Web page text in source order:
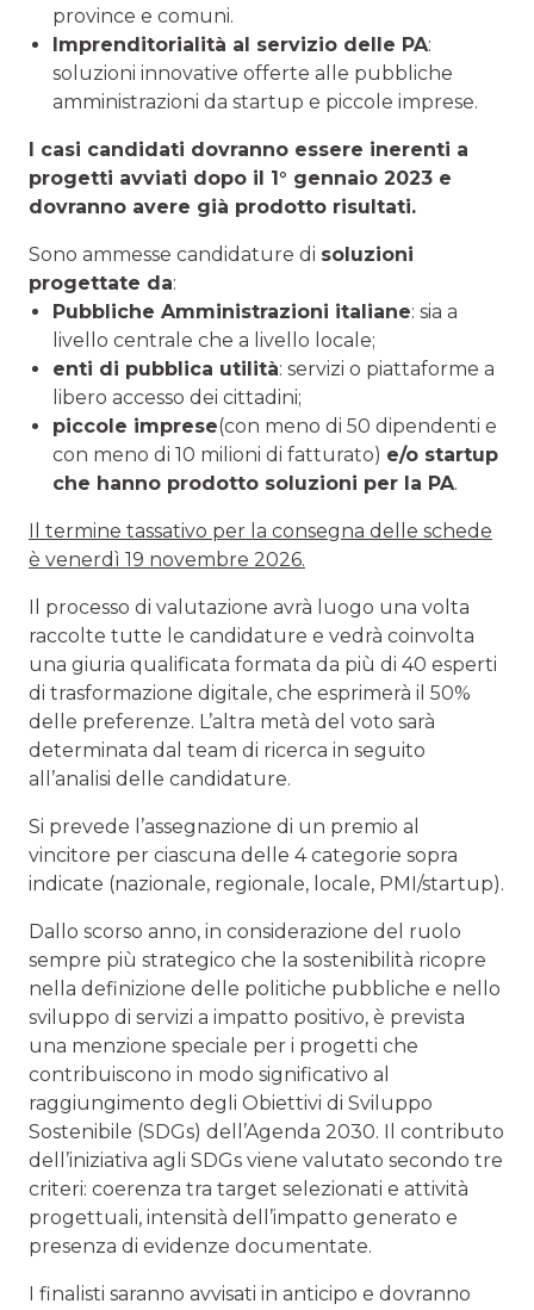
province e comuni.
Imprenditorialità al servizio delle PA:
soluzioni innovative offerte alle pubbliche
amministrazioni da startup e piccole imprese.
I casi candidati dovranno essere inerenti a
progetti avviati dopo il 1° gennaio 2023 e
dovranno avere già prodotto risultati.
Sono ammesse candidature di soluzioni
progettate da:
Pubbliche Amministrazioni italiane: sia a
livello centrale che a livello locale;
enti di pubblica utilità: servizi o piattaforme a
libero accesso dei cittadini;
piccole imprese(con meno di 50 dipendenti e
con meno di 10 milioni di fatturato) e/o startup
che hanno prodotto soluzioni per la PA.
Il termine tassativo per la consegna delle schede
è venerdì 19 novembre 2026.
Il processo di valutazione avrà luogo una volta
raccolte tutte le candidature e vedrà coinvolta
una giuria qualificata formata da più di 40 esperti
di trasformazione digitale, che esprimerà il 50%
delle preferenze. L’altra metà del voto sarà
determinata dal team di ricerca in seguito
all’analisi delle candidature.
Si prevede l’assegnazione di un premio al
vincitore per ciascuna delle 4 categorie sopra
indicate (nazionale, regionale, locale, PMI/startup).
Dallo scorso anno, in considerazione del ruolo
sempre più strategico che la sostenibilità ricopre
nella definizione delle politiche pubbliche e nello
sviluppo di servizi a impatto positivo, è prevista
una menzione speciale per i progetti che
contribuiscono in modo significativo al
raggiungimento degli Obiettivi di Sviluppo
Sostenibile (SDGs) dell’Agenda 2030. Il contributo
dell’iniziativa agli SDGs viene valutato secondo tre
criteri: coerenza tra target selezionati e attività
progettuali, intensità dell’impatto generato e
presenza di evidenze documentate.
I finalisti saranno avvisati in anticipo e dovranno